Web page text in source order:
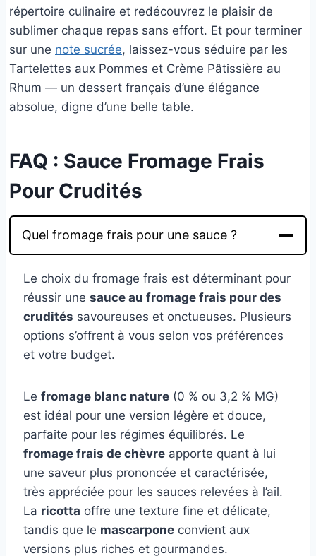
répertoire culinaire et redécouvrez le plaisir de
sublimer chaque repas sans effort. Et pour terminer
sur une note sucrée, laissez-vous séduire par les
Tartelettes aux Pommes et Crème Pâtissière au
Rhum — un dessert français d’une élégance
absolue, digne d’une belle table.
FAQ : Sauce Fromage Frais
Pour Crudités
Quel fromage frais pour une sauce ?
Le choix du fromage frais est déterminant pour
réussir une sauce au fromage frais pour des
crudités savoureuses et onctueuses. Plusieurs
options s’offrent à vous selon vos préférences
et votre budget.
Le fromage blanc nature (0 % ou 3,2 % MG)
est idéal pour une version légère et douce,
parfaite pour les régimes équilibrés. Le
fromage frais de chèvre apporte quant à lui
une saveur plus prononcée et caractérisée,
très appréciée pour les sauces relevées à l’ail.
La ricotta offre une texture fine et délicate,
tandis que le mascarpone convient aux
versions plus riches et gourmandes.